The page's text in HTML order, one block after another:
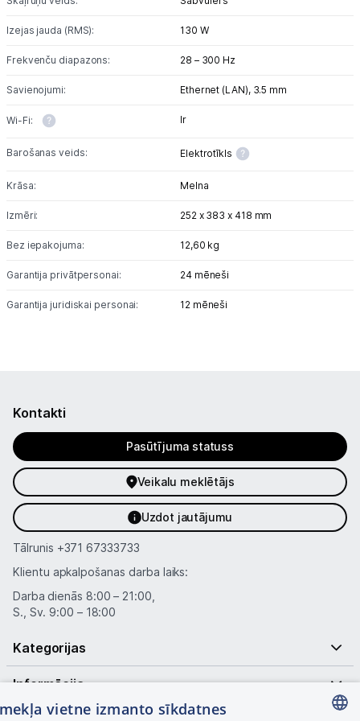
Studijas skaņas aprīkojums
Datortehnika
Viedierīces
Sadzīves tehnika
Skaistumkopšana
Ražotāju atjaunota tehnika
Blogs
Piegāde un apmaksa
Tehnikas izvešana
Uzņēmumiem
Tet pakalpojumi
Kontakti
Informācija
Izejas jauda (RMS): 130 W
Frekvenču diapazons: 28 – 300 Hz
Savienojumi: Ethernet (LAN), 3.5 mm
Wi-Fi: Ir
Barošanas veids: Elektrotīkls
Krāsa: Melna
Izmēri: 252 x 383 x 418 mm
Bez iepakojuma: 12,60 kg
Garantija privātpersonai: 24 mēneši
Garantija juridiskai personai: 12 mēneši
Kontakti
Pasūtījuma statuss
Veikalu meklētājs
Uzdot jautājumu
Tālrunis +371 67333733
Klientu apkalpošanas darba laiks:
Darba dienās 8:00 – 21:00,
S., Sv. 9:00 – 18:00
Kategorijas
Informācija
vietne izmanto sīkdatnes